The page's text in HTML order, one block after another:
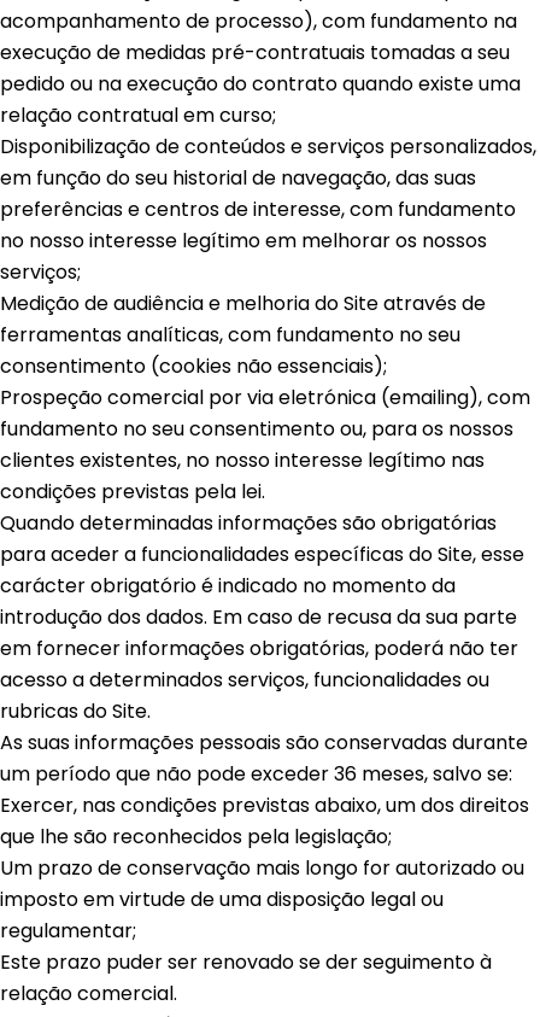
acompanhamento de processo), com fundamento na
execução de medidas pré-contratuais tomadas a seu
pedido ou na execução do contrato quando existe uma
relação contratual em curso;
Disponibilização de conteúdos e serviços personalizados,
em função do seu historial de navegação, das suas
preferências e centros de interesse, com fundamento
no nosso interesse legítimo em melhorar os nossos
serviços;
Medição de audiência e melhoria do Site através de
ferramentas analíticas, com fundamento no seu
consentimento (cookies não essenciais);
Prospeção comercial por via eletrónica (emailing), com
fundamento no seu consentimento ou, para os nossos
clientes existentes, no nosso interesse legítimo nas
condições previstas pela lei.
Quando determinadas informações são obrigatórias
para aceder a funcionalidades específicas do Site, esse
carácter obrigatório é indicado no momento da
introdução dos dados. Em caso de recusa da sua parte
em fornecer informações obrigatórias, poderá não ter
acesso a determinados serviços, funcionalidades ou
rubricas do Site.
As suas informações pessoais são conservadas durante
um período que não pode exceder 36 meses, salvo se:
Exercer, nas condições previstas abaixo, um dos direitos
que lhe são reconhecidos pela legislação;
Um prazo de conservação mais longo for autorizado ou
imposto em virtude de uma disposição legal ou
regulamentar;
Este prazo puder ser renovado se der seguimento à
relação comercial.